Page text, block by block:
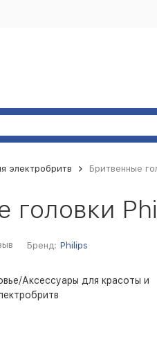
электробритв Бритвенные
головки
Бренд: Philips
Аксессуары для красоты и